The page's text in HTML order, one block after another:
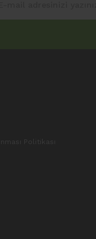
Politikası